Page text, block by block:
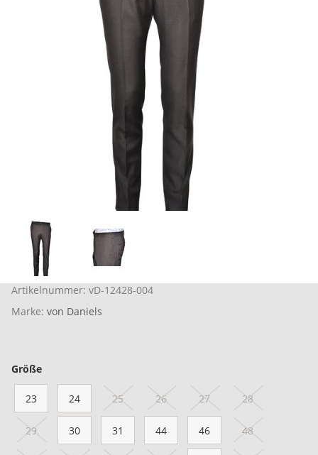
Artikelnummer: vD-12428-004
Marke: von Daniels
Größe
23 24 25 26 27 28
29 30 31 44 46 48